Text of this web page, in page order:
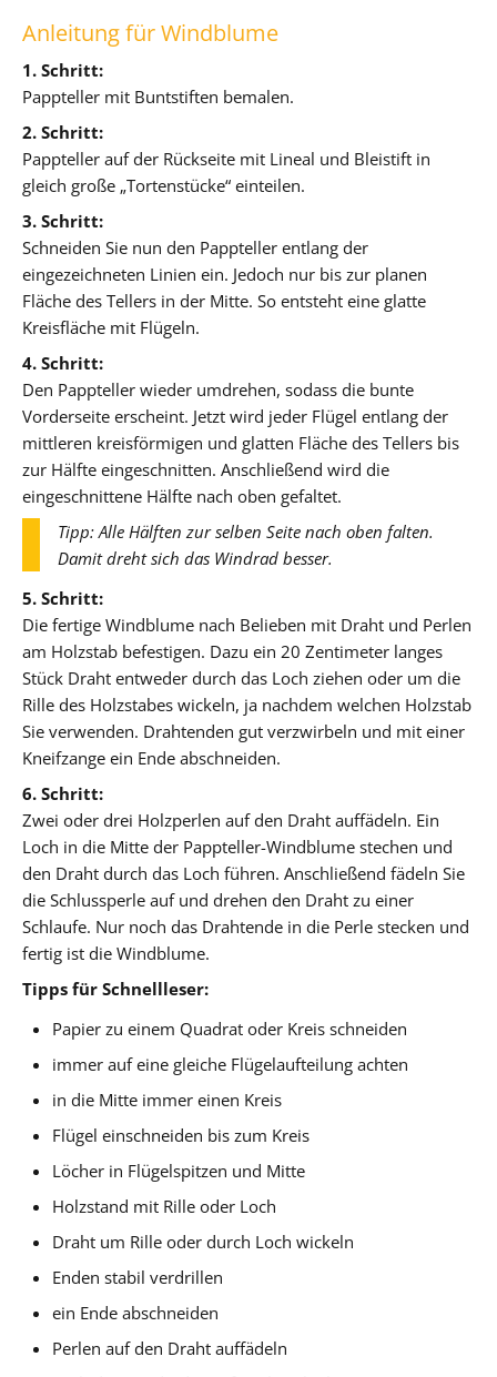
Anleitung für Windblume
1. Schritt:
Pappteller mit Buntstiften bemalen.
2. Schritt:
Pappteller auf der Rückseite mit Lineal und Bleistift in
gleich große „Tortenstücke“ einteilen.
3. Schritt:
Schneiden Sie nun den Pappteller entlang der
eingezeichneten Linien ein. Jedoch nur bis zur planen
Fläche des Tellers in der Mitte. So entsteht eine glatte
Kreisfläche mit Flügeln.
4. Schritt:
Den Pappteller wieder umdrehen, sodass die bunte
Vorderseite erscheint. Jetzt wird jeder Flügel entlang der
mittleren kreisförmigen und glatten Fläche des Tellers bis
zur Hälfte eingeschnitten. Anschließend wird die
eingeschnittene Hälfte nach oben gefaltet.
Tipp: Alle Hälften zur selben Seite nach oben falten.
Damit dreht sich das Windrad besser.
5. Schritt:
Die fertige Windblume nach Belieben mit Draht und Perlen
am Holzstab befestigen. Dazu ein 20 Zentimeter langes
Stück Draht entweder durch das Loch ziehen oder um die
Rille des Holzstabes wickeln, ja nachdem welchen Holzstab
Sie verwenden. Drahtenden gut verzwirbeln und mit einer
Kneifzange ein Ende abschneiden.
6. Schritt:
Zwei oder drei Holzperlen auf den Draht auffädeln. Ein
Loch in die Mitte der Pappteller-Windblume stechen und
den Draht durch das Loch führen. Anschließend fädeln Sie
die Schlussperle auf und drehen den Draht zu einer
Schlaufe. Nur noch das Drahtende in die Perle stecken und
fertig ist die Windblume.
Tipps für Schnellleser:
Papier zu einem Quadrat oder Kreis schneiden
immer auf eine gleiche Flügelaufteilung achten
in die Mitte immer einen Kreis
Flügel einschneiden bis zum Kreis
Löcher in Flügelspitzen und Mitte
Holzstand mit Rille oder Loch
Draht um Rille oder durch Loch wickeln
Enden stabil verdrillen
ein Ende abschneiden
Perlen auf den Draht auffädeln